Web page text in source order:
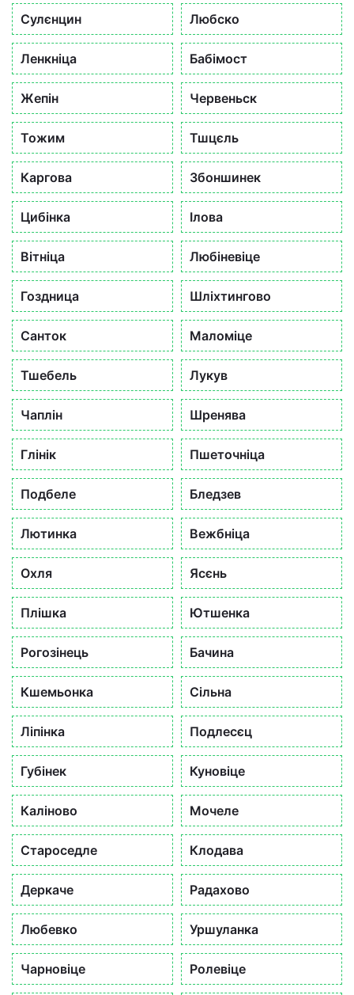
Сулєнцин Любско
Ленкніца Бабімост
Жепін Червеньск
Тожим Тшцєль
Каргова Збоншинек
Цибінка Ілова
Вітніца Любіневіце
Гоздница Шліхтингово
Санток Маломіце
Тшебель Лукув
Чаплін Шренява
Глінік Пшеточніца
Подбеле Бледзев
Лютинка Вежбніца
Охля Ясєнь
Плішка Ютшенка
Рогозінець Бачина
Кшемьонка Сільна
Ліпінка Подлесєц
Губінек Куновіце
Каліново Мочеле
Староседле Клодава
Деркаче Радахово
Любевко Уршуланка
Чарновіце Ролевіце